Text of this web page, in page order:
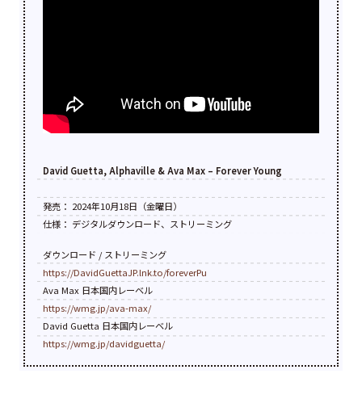
David Guetta, Alphaville & Ava Max – Forever Young
発売： 2024年10月18日（金曜日）
仕様： デジタルダウンロード、ストリーミング
ダウンロード / ストリーミング
https://DavidGuettaJP.lnk.to/foreverPu
Ava Max 日本国内レーベル
https://wmg.jp/ava-max/
David Guetta 日本国内レーベル
https://wmg.jp/davidguetta/